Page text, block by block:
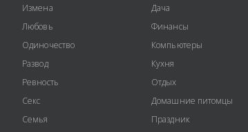
Измена
Любовь
Одиночество
Развод
Ревность
Секс
Семья
Дача
Финансы
Компьютеры
Кухня
Отдых
Домашние питомцы
Праздник